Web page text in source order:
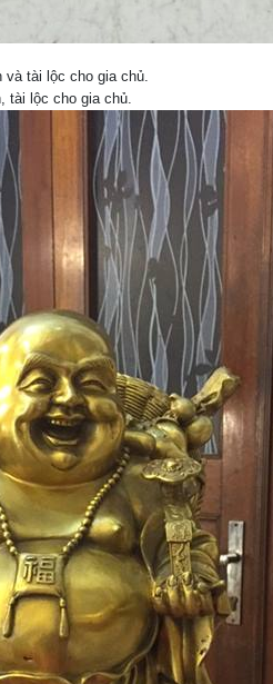
tài lộc cho gia chủ.
lộc cho gia chủ.